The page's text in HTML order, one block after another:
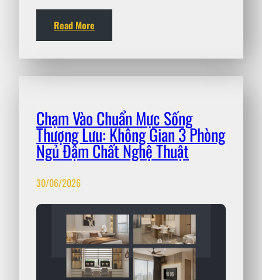
Read More
Chạm Vào Chuẩn Mực Sống
Thượng Lưu: Không Gian 3 Phòng
Ngủ Đậm Chất Nghệ Thuật
30/06/2026